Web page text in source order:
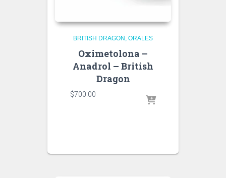
BRITISH DRAGON ORALES
Oximetolona –
Anadrol – British
Dragon
$700.00